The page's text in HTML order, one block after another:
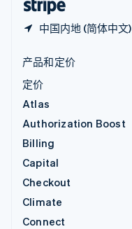
中国内地 (简体中文)
产品和定价
定价
Atlas
Authorization Boost
Billing
Capital
Checkout
Climate
Connect